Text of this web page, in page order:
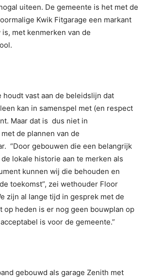
uiteen. De gemeente is het met de
Kwik Fitgarage een markant
met kenmerken van de
houdt vast aan de beleidslijn dat
kan in samenspel met (en respect
Maar dat is dus niet in
de plannen van de
“Door gebouwen die een belangrijk
lokale historie aan te merken als
kunnen wij die behouden en
toekomst”, zei wethouder Floor
zijn al lange tijd in gesprek met de
op heden is er nog geen bouwplan op
is voor de gemeente.”
gebouwd als garage Zenith met